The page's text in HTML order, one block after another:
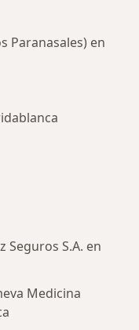
Paranasales) en
S.A. en
Medicina